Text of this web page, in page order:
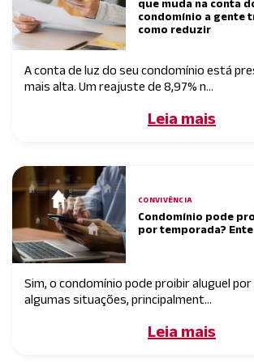
que muda na conta
condomínio a gente
como reduzir
A conta de luz do seu condomínio está
mais alta. Um reajuste de 8,97% n...
Leia mais
CONVIVÊNCIA
Condomínio pode
por temporada?
Sim, o condomínio pode proibir aluguel
algumas situações, principalment...
Leia mais